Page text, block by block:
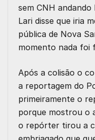
sem CNH
Lari disse que iria
pública de Nova
momento nada foi
Após a colisão o
a reportagem do
primeiramente o
porque mostrou o
o repórter tirou a